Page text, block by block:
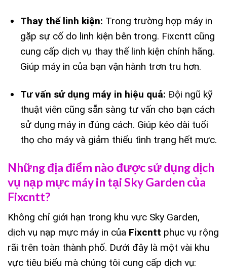
Thay thế linh kiện: Trong trường hợp máy in
gặp sự cố do linh kiện bên trong. Fixcntt cũng
cung cấp dịch vụ thay thế linh kiện chính hãng.
Giúp máy in của bạn vận hành trơn tru hơn.
Tư vấn sử dụng máy in hiệu quả: Đội ngũ kỹ
thuật viên cũng sẵn sàng tư vấn cho bạn cách
sử dụng máy in đúng cách. Giúp kéo dài tuổi
thọ cho máy và giảm thiểu tình trạng hết mực.
Những địa điểm nào được sử dụng dịch
vụ nạp mực máy in tại Sky Garden của
Fixcntt?
Không chỉ giới hạn trong khu vực Sky Garden,
dịch vụ nạp mực máy in của Fixcntt phục vụ rộng
rãi trên toàn thành phố. Dưới đây là một vài khu
vực tiêu biểu mà chúng tôi cung cấp dịch vụ: